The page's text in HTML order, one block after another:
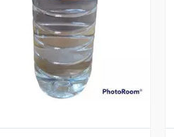
Vista Previa